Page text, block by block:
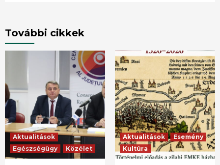
További cikkek
Aktualitások
Egészségügy
Közélet
Aktualitások
Esemény
Kultúra